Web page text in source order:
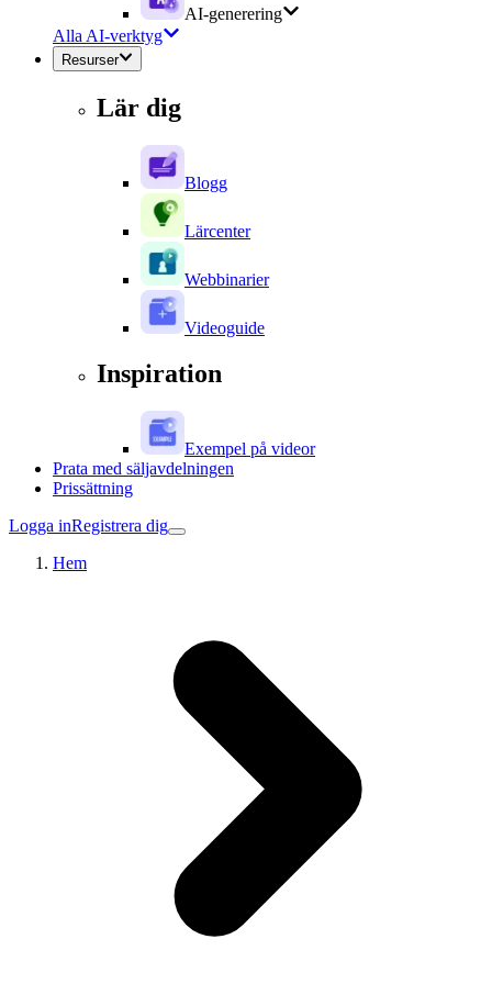
AI-generering
Alla AI-verktyg
Resurser
Lär dig
Blogg
Lärcenter
Webbinarier
Videoguide
Inspiration
Exempel på videor
Prata med säljavdelningen
Prissättning
Logga inRegistrera dig
Hem